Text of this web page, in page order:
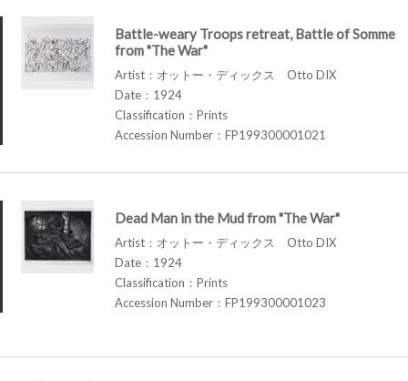
Battle-weary Troops retreat, Battle of Somme
from "The War"
Artist：オットー・ディックス Otto DIX
Date：1924
Classification：Prints
Accession Number：FP199300001021
Dead Man in the Mud from "The War"
Artist：オットー・ディックス Otto DIX
Date：1924
Classification：Prints
Accession Number：FP199300001023